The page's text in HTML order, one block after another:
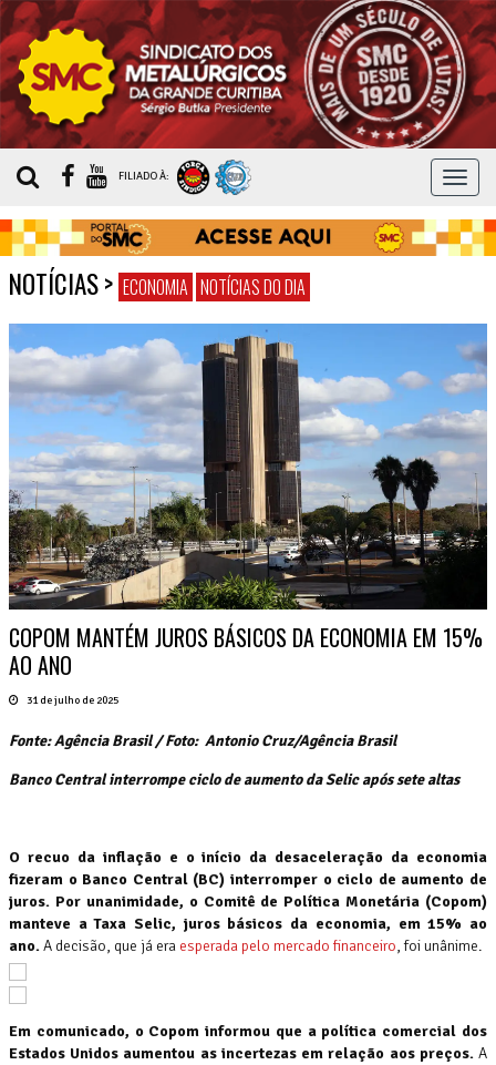
MENU
FILIADO À:
NOTÍCIAS> ECONOMIA NOTÍCIAS DO DIA
COPOM MANTÉM JUROS BÁSICOS DA ECONOMIA EM 15%
AO ANO
31 de julho de 2025
Fonte: Agência Brasil / Foto: Antonio Cruz/Agência Brasil
Banco Central interrompe ciclo de aumento da Selic após sete altas
O recuo da inflação e o início da desaceleração da economia
fizeram o Banco Central (BC) interromper o ciclo de aumento de
juros. Por unanimidade, o Comitê de Política Monetária (Copom)
manteve a Taxa Selic, juros básicos da economia, em 15% ao
ano.A decisão, que já era esperada pelo mercado financeiro, foi unânime.
Em comunicado, o Copom informou que a política comercial dos
Estados Unidos aumentou as incertezas em relação aos preços. A